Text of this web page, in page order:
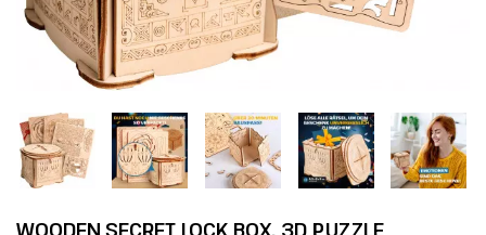
WOODEN SECRET LOCK BOX, 3D PUZZLE